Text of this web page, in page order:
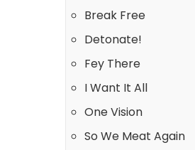
Break Free
Detonate!
Fey There
I Want It All
One Vision
So We Meat Again